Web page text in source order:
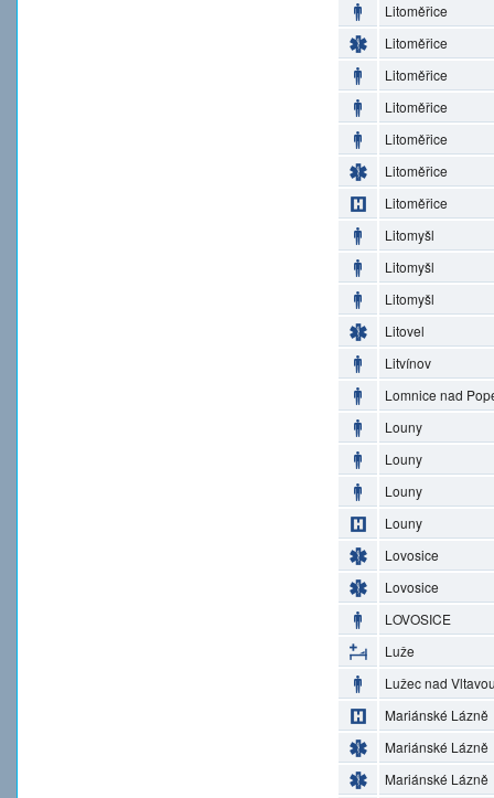
Litoměřice
Litoměřice
Litoměřice
Litoměřice
Litoměřice
Litoměřice
Litoměřice
Litomyšl
Litomyšl
Litomyšl
Litovel
Litvínov
Lomnice nad
Louny
Louny
Louny
Louny
Lovosice
Lovosice
LOVOSICE
Luže
Lužec nad
Mariánské Lázně
Mariánské Lázně
Mariánské Lázně